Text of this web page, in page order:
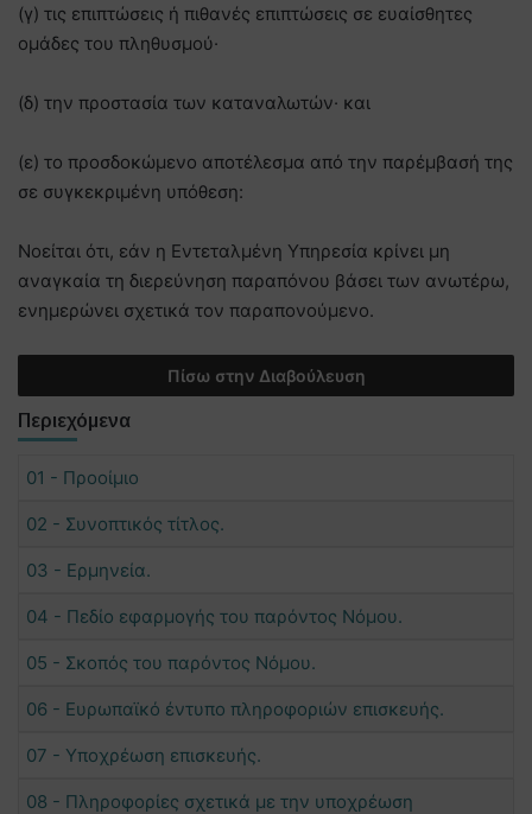
(γ) τις επιπτώσεις ή πιθανές επιπτώσεις σε ευαίσθητες
ομάδες του πληθυσμού·
(δ) την προστασία των καταναλωτών· και
(ε) το προσδοκώμενο αποτέλεσμα από την παρέμβασή της
σε συγκεκριμένη υπόθεση:
Νοείται ότι, εάν η Εντεταλμένη Υπηρεσία κρίνει μη
αναγκαία τη διερεύνηση παραπόνου βάσει των ανωτέρω,
ενημερώνει σχετικά τον παραπονούμενο.
Πίσω στην Διαβούλευση
Περιεχόμενα
01 - Προοίμιο
02 - Συνοπτικός τίτλος.
03 - Ερμηνεία.
04 - Πεδίο εφαρμογής του παρόντος Νόμου.
05 - Σκοπός του παρόντος Νόμου.
06 - Ευρωπαϊκό έντυπο πληροφοριών επισκευής.
07 - Υποχρέωση επισκευής.
08 - Πληροφορίες σχετικά με την υποχρέωση